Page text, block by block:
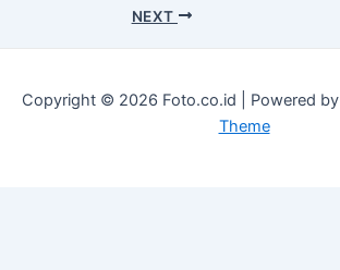
NEXT
Copyright © 2026 Foto.co.id | Powered by
Theme